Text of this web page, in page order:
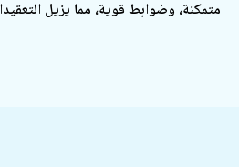
متمكنة، وضوابط قوية، مما يزيل التعقيدات